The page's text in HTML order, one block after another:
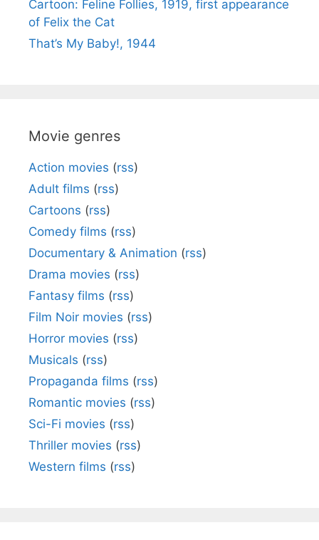
Cartoon: Feline Follies, 1919, first appearance
of Felix the Cat
That’s My Baby!, 1944
Movie genres
Action movies (rss)
Adult films (rss)
Cartoons (rss)
Comedy films (rss)
Documentary & Animation (rss)
Drama movies (rss)
Fantasy films (rss)
Film Noir movies (rss)
Horror movies (rss)
Musicals (rss)
Propaganda films (rss)
Romantic movies (rss)
Sci-Fi movies (rss)
Thriller movies (rss)
Western films (rss)